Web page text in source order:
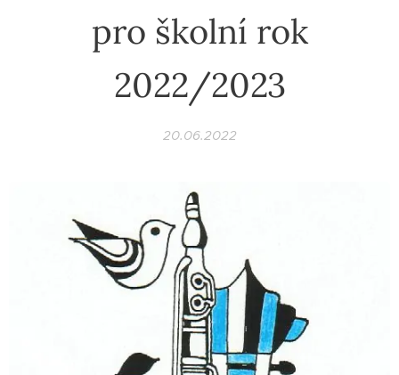
pro školní rok
2022/2023
20.06.2022